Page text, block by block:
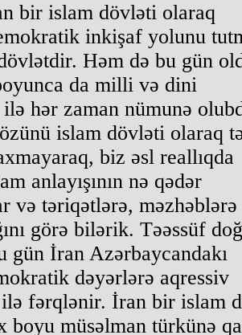
bir islam dövləti olaraq
inkişaf yolunu
Həm də bu gün
da milli və dini
hər zaman nümunə
islam dövləti olaraq
biz əsl reallıqda
anlayışının nə qədər
və təriqətlərə, məzhəblərə
görə bilərik. Təəssüf
gün İran Azərbaycandakı
dəyərlərə aqressiv
fərqlənir. İran bir islam
boyu müsəlman türkünə